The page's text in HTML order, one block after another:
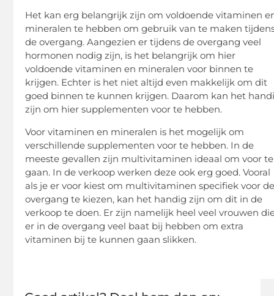
Het kan erg belangrijk zijn om voldoende vitaminen
mineralen te hebben om gebruik van te maken
de overgang. Aangezien er tijdens de overgang veel
hormonen nodig zijn, is het belangrijk om hier
voldoende vitaminen en mineralen voor binnen te
krijgen. Echter is het niet altijd even makkelijk om dit
goed binnen te kunnen krijgen. Daarom kan het
zijn om hier supplementen voor te hebben.
Voor vitaminen en mineralen is het mogelijk om
verschillende supplementen voor te hebben. In de
meeste gevallen zijn multivitaminen ideaal om voor te
gaan. In de verkoop werken deze ook erg goed. Vooral
als je er voor kiest om multivitaminen specifiek voor
overgang te kiezen, kan het handig zijn om dit in de
verkoop te doen. Er zijn namelijk heel veel vrouwen
er in de overgang veel baat bij hebben om extra
vitaminen bij te kunnen gaan slikken.